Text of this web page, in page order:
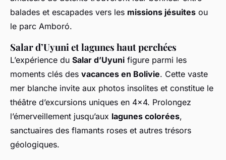
balades et escapades vers les missions jésuites ou
le parc Amboró.
Salar d’Uyuni et lagunes haut perchées
L’expérience du Salar d’Uyuni figure parmi les
moments clés des vacances en Bolivie. Cette vaste
mer blanche invite aux photos insolites et constitue le
théâtre d’excursions uniques en 4x4. Prolongez
l’émerveillement jusqu’aux lagunes colorées,
sanctuaires des flamants roses et autres trésors
géologiques.